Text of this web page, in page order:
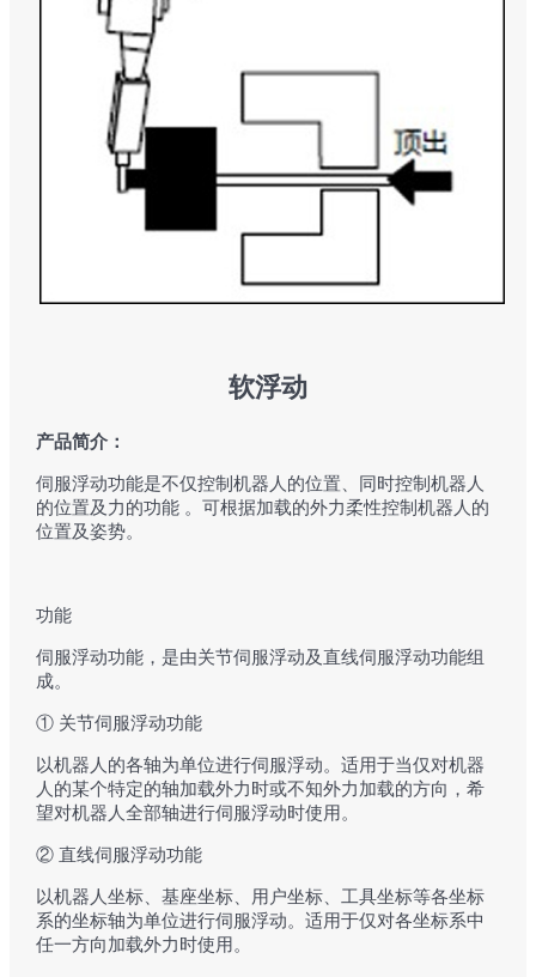
软浮动
产品简介：
伺服浮动功能是不仅控制机器人的位置、同时控制机器人
的位置及力的功能 。可根据加载的外力柔性控制机器人的
位置及姿势。
功能
伺服浮动功能，是由关节伺服浮动及直线伺服浮动功能组
成。
① 关节伺服浮动功能
以机器人的各轴为单位进行伺服浮动。适用于当仅对机器
人的某个特定的轴加载外力时或不知外力加载的方向，希
望对机器人全部轴进行伺服浮动时使用。
② 直线伺服浮动功能
以机器人坐标、基座坐标、用户坐标、工具坐标等各坐标
系的坐标轴为单位进行伺服浮动。适用于仅对各坐标系中
任一方向加载外力时使用。